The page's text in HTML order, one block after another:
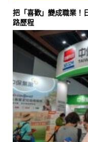
把「喜歡」變成職業！
路歷程